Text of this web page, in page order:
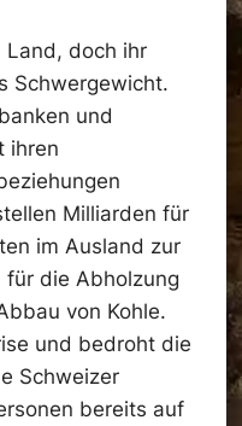
Land, doch ihr
Schwergewicht.
und
ihren
Milliarden für
im Ausland zur
die Abholzung
von Kohle.
und bedroht die
Schweizer
bereits auf